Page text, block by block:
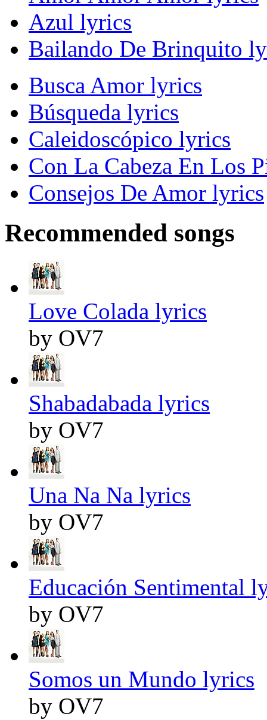
Azul lyrics
Bailando De Brinquito
Busca Amor lyrics
Búsqueda lyrics
Caleidoscópico lyrics
Con La Cabeza En Los
Consejos De Amor lyrics
Recommended songs
Love Colada lyrics
by OV7
Shabadabada lyrics
by OV7
Una Na Na lyrics
by OV7
Educación Sentimental
by OV7
Somos un Mundo lyrics
by OV7